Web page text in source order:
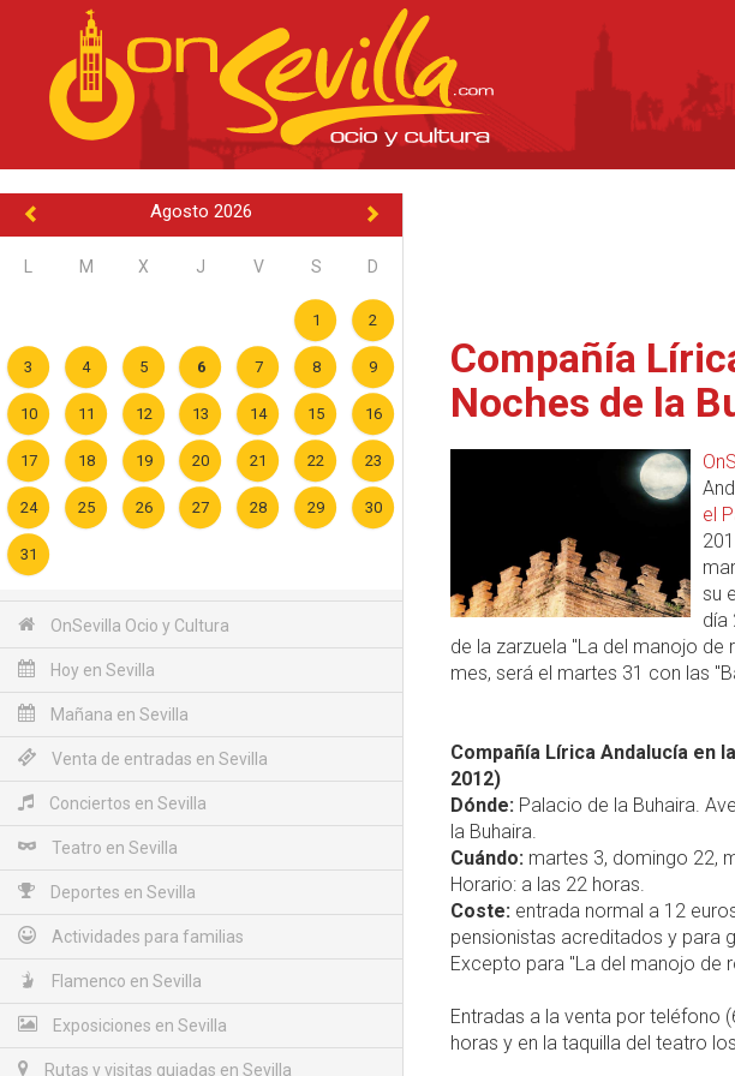
Agosto 2026
M X J V S D
1 2
3 4 5 6 7 8 9
10 11 12 13 14 15 16
17 18 19 20 21 22 23
24 25 26 27 28 29 30
31
OnSevilla Ocio y Cultura
Hoy en Sevilla
Mañana en Sevilla
Venta de entradas en Sevilla
Conciertos en Sevilla
Teatro en Sevilla
Deportes en Sevilla
Actividades para familias
Flamenco en Sevilla
Exposiciones en Sevilla
Rutas y visitas guiadas en Sevilla
Compañía
Noches de la
el
su
día
de la zarzuela "La del manojo de
mes, será el martes 31 con las
Compañía Lírica Andalucía en
2012)
Dónde: Palacio de la Buhaira.
la Buhaira.
Cuándo: martes 3, domingo 22,
Horario: a las 22 horas.
Coste: entrada normal a 12
pensionistas acreditados y para
Excepto para "La del manojo de
Entradas a la venta por teléfono
horas y en la taquilla del teatro